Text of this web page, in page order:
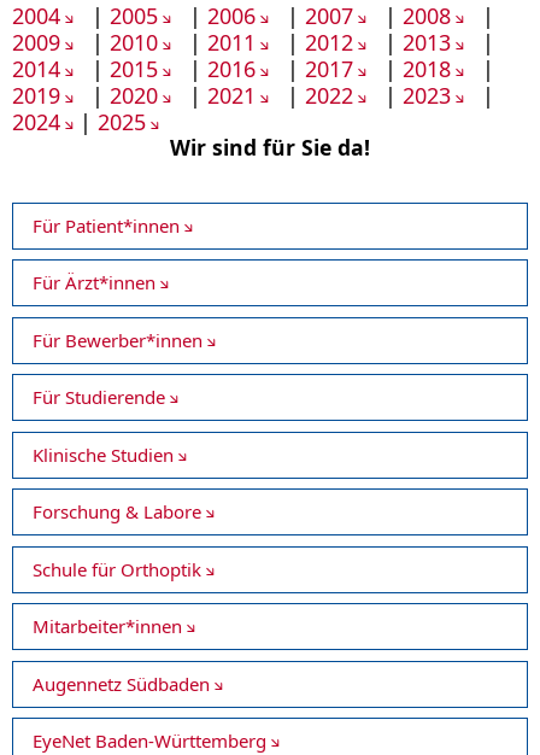
2004
| 2005 | 2006 | 2007 | 2008
|
2009
| 2010 | 2011 | 2012 | 2013
|
2014
| 2015 | 2016 | 2017 | 2018
|
2019
| 2020 | 2021 | 2022 | 2023
|
2024
| 2025
Wir sind für Sie da!
Für Patient*innen
Für Ärzt*innen
Für Bewerber*innen
Für Studierende
Klinische Studien
Forschung & Labore
Schule für Orthoptik
Mitarbeiter*innen
Augennetz Südbaden
EyeNet Baden-Württemberg